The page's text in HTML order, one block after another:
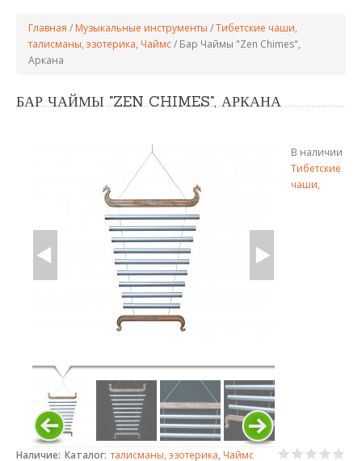
ВЫ ЗДЕСЬ
Главная / Музыкальные инструменты /Тибетские чаши,
талисманы, эзотерика, Чаймс/ Бар Чаймы "Zen Chimes",
Аркана
БАР ЧАЙМЫ "ZEN CHIMES", АРКАНА
Наличие:
В наличии
Каталог:
Тибетские
чаши,
талисманы, эзотерика, Чаймс